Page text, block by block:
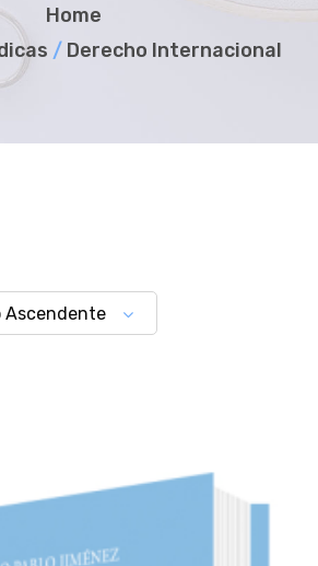
Home
/ Derecho Internacional
Ascendente